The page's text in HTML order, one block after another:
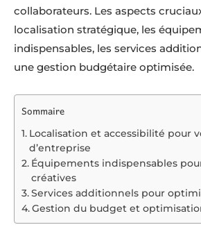
collaborateurs. Les aspects
localisation stratégique, les
indispensables, les services
une gestion budgétaire optimisée.
Sommaire
Localisation et accessibilité pour
d’entreprise
Équipements indispensables
créatives
Services additionnels pour
Gestion du budget et